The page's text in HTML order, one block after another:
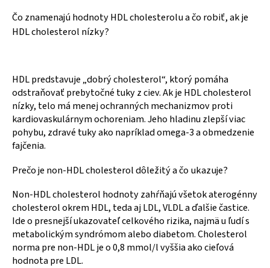
Čo znamenajú hodnoty HDL cholesterolu a čo robiť, ak je
HDL cholesterol nízky?
HDL predstavuje „dobrý cholesterol“, ktorý pomáha
odstraňovať prebytočné tuky z ciev. Ak je HDL cholesterol
nízky, telo má menej ochranných mechanizmov proti
kardiovaskulárnym ochoreniam. Jeho hladinu zlepší viac
pohybu, zdravé tuky ako napríklad omega-3 a obmedzenie
fajčenia.
Prečo je non-HDL cholesterol dôležitý a čo ukazuje?
Non-HDL cholesterol hodnoty zahŕňajú všetok aterogénny
cholesterol okrem HDL, teda aj LDL, VLDL a ďalšie častice.
Ide o presnejší ukazovateľ celkového rizika, najmä u ľudí s
metabolickým syndrómom alebo diabetom. Cholesterol
norma pre non-HDL je o 0,8 mmol/l vyššia ako cieľová
hodnota pre LDL.